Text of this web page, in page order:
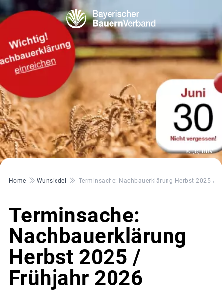
© (c) BBV
Pfadnavigation
Home Wunsiedel Terminsache: Nachbauerklärung Herbst 2025 /
Terminsache:
Nachbauerklärung
Herbst 2025 /
Frühjahr 2026